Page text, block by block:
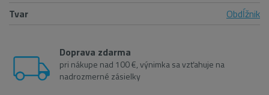
Tvar
Obdĺžnik
Doprava zdarma
pri nákupe nad 100 €, výnimka sa vzťahuje na
nadrozmerné zásielky